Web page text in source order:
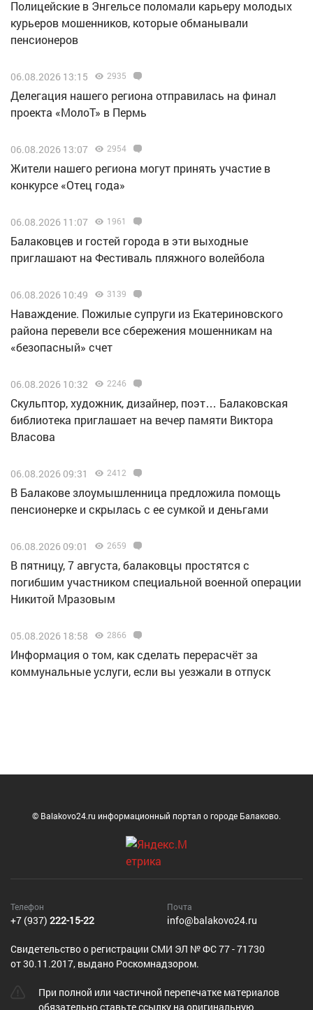
Полицейские в Энгельсе поломали карьеру молодых
курьеров мошенников, которые обманывали
пенсионеров
06.08.2026 13:15 2935
Делегация нашего региона отправилась на финал
проекта «МолоТ» в Пермь
06.08.2026 13:07 2954
Жители нашего региона могут принять участие в
конкурсе «Отец года»
06.08.2026 11:07 1961
Балаковцев и гостей города в эти выходные
приглашают на Фестиваль пляжного волейбола
06.08.2026 10:49 3139
Наваждение. Пожилые супруги из Екатериновского
района перевели все сбережения мошенникам на
«безопасный» счет
06.08.2026 10:32 2246
Скульптор, художник, дизайнер, поэт… Балаковская
библиотека приглашает на вечер памяти Виктора
Власова
06.08.2026 09:31 2412
В Балакове злоумышленница предложила помощь
пенсионерке и скрылась с ее сумкой и деньгами
06.08.2026 09:01 2659
В пятницу, 7 августа, балаковцы простятся с
погибшим участником специальной военной операции
Никитой Мразовым
05.08.2026 18:58 2866
Информация о том, как сделать перерасчёт за
коммунальные услуги, если вы уезжали в отпуск
© Balakovo24.ru информационный портал о городе Балаково.
Телефон
+7 (937) 222-15-22
Почта
info@balakovo24.ru
Cвидетельство о регистрации СМИ ЭЛ № ФС 77 - 71730
от 30.11.2017, выдано Роскомнадзором.
При полной или частичной перепечатке материалов
обязательно ставьте ссылку на оригинальную